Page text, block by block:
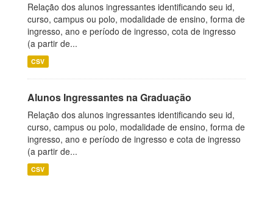
Relação dos alunos ingressantes identificando seu id,
curso, campus ou polo, modalidade de ensino, forma de
ingresso, ano e período de ingresso, cota de ingresso
(a partir de...
CSV
Alunos Ingressantes na Graduação
Relação dos alunos ingressantes identificando seu id,
curso, campus ou polo, modalidade de ensino, forma de
ingresso, ano e período de ingresso e cota de ingresso
(a partir de...
CSV